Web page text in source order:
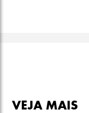
VEJA MAIS